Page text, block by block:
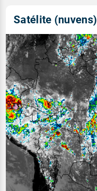
Satélite (nuvens)